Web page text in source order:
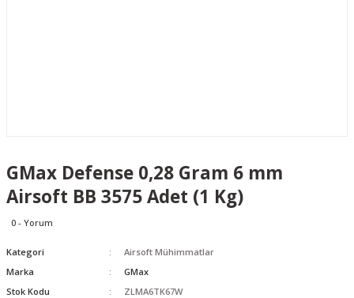
GMax Defense 0,28 Gram 6 mm
Airsoft BB 3575 Adet (1 Kg)
0 - Yorum
Kategori
Airsoft Mühimmatlar
Marka
GMax
Stok Kodu
ZLMA6TK67W